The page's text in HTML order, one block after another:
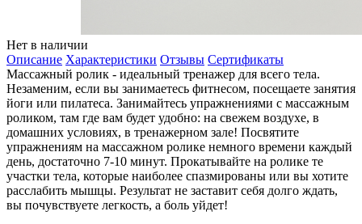
Нет в наличии
Описание Характеристики Отзывы Сертификаты
Массажный ролик - идеальный тренажер для всего тела.
Незаменим, если вы занимаетесь фитнесом, посещаете занятия
йоги или пилатеса. Занимайтесь упражнениями с массажным
роликом, там где вам будет удобно: на свежем воздухе, в
домашних условиях, в тренажерном зале! Посвятите
упражнениям на массажном ролике немного времени каждый
день, достаточно 7-10 минут. Прокатывайте на ролике те
участки тела, которые наиболее спазмированы или вы хотите
расслабить мышцы. Результат не заставит себя долго ждать,
вы почувствуете легкость, а боль уйдет!